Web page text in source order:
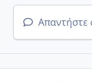
Απαντήστε